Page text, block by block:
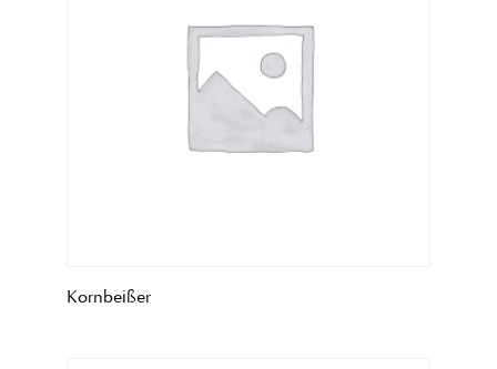
Kornbeißer